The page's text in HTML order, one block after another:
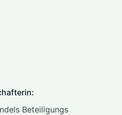
Beteiligungs